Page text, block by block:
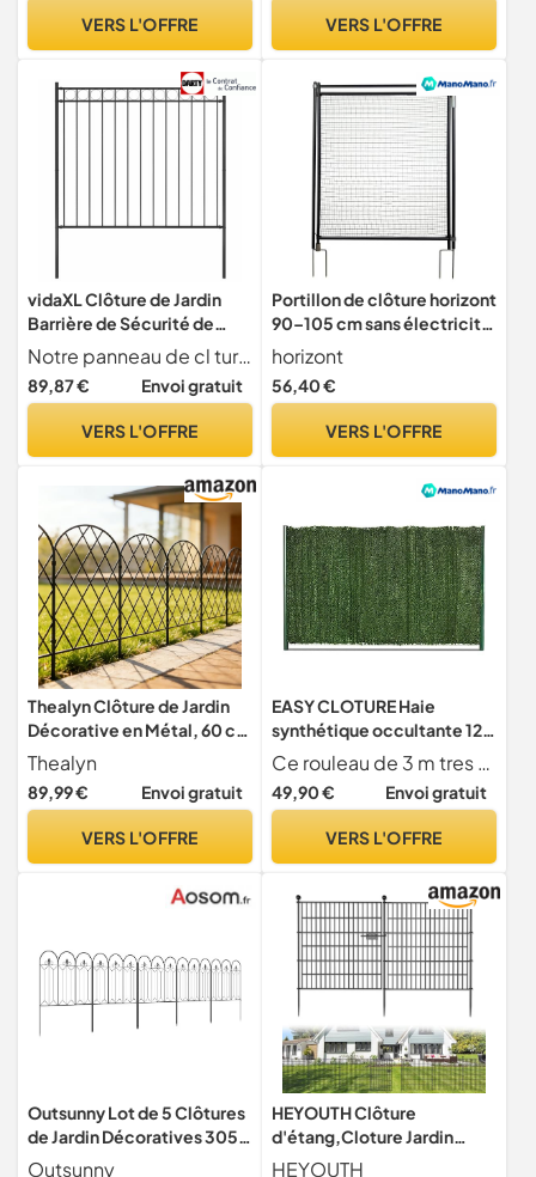
VERS L'OFFRE
pour Cour, Terrasse et
VERS L'OFFRE
vidaXL Clôture de Jardin
Barrière de Sécurité de
Patio Panneau de Clôture
de Terrasse Clôture
d'Arrière-cour Extérieur
Notre panneau de cl ture avec des poteaux constitue une cloison robuste et durable de votre jardin. C est une barri re id ale pour garder les visiteurs ind sirables loin de votre propri t .
89,87 € Envoi gratuit
VERS L'OFFRE
Portillon de clôture horizont
90–105 cm sans électricité
– porte de clôture de jardin
pour filets, idéal camping,
jardin et enclos
horizont
56,40 €
VERS L'OFFRE
Thealyn Clôture de Jardin
Décorative en Métal, 60 cm
(H) × 33 cm (L), Bordure de
Barrière pour Animaux (60
cm H × 33 cm L (25
8,2 m)
Thealyn
89,99 € Envoi gratuit
VERS L'OFFRE
EASY CLOTURE Haie
synthétique occultante 129
brins Premium - H1.5m x L
3m - Clôtures décoratives -
Ornements de Jardin
Ce rouleau de 3 m tres de haie v g talis e artificielle d une densit de 129 brins offre une occultation lev e et naturelle gr ce ses deux nuances de vert. D corez et occultez une cl ture, un portillon ou encore un balcon par cette touche de verdure, sans entretien.
49,90 € Envoi gratuit
VERS L'OFFRE
Outsunny Lot de 5 Clôtures
de Jardin Décoratives 305 x
79,5 cm Noir
Outsunny
HEYOUTH Clôture
d'étang,Cloture Jardin
Exterieur,Enclos Chien en
HEYOUTH